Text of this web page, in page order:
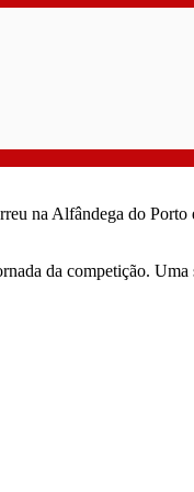
na Alfândega do Porto
da competição.